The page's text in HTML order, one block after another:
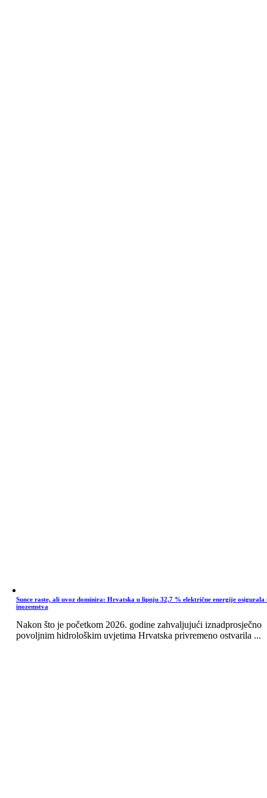
Sunce raste, ali uvoz dominira: Hrvatska u lipnju 32,7 % električne energije osigurala
inozemstva
Nakon što je početkom 2026. godine zahvaljujući iznadprosječno
povoljnim hidrološkim uvjetima Hrvatska privremeno ostvarila ...